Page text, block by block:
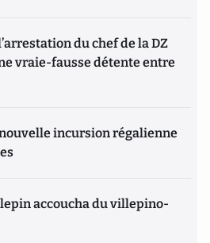
du chef de la DZ
vraie-fausse détente entre
incursion régalienne
accoucha du villepino-